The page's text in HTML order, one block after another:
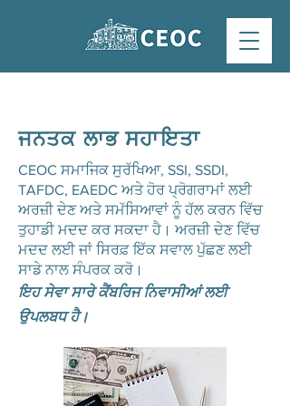
ਜਨਤਕ ਲਾਭ ਸਹਾਇਤਾ
CEOC ਸਮਾਜਿਕ ਸੁਰੱਖਿਆ, SSI, SSDI,
TAFDC, EAEDC ਅਤੇ ਹੋਰ ਪ੍ਰੋਗਰਾਮਾਂ ਲਈ
ਅਰਜ਼ੀ ਦੇਣ ਅਤੇ ਸਮੱਸਿਆਵਾਂ ਨੂੰ ਹੱਲ ਕਰਨ ਵਿੱਚ
ਤੁਹਾਡੀ ਮਦਦ ਕਰ ਸਕਦਾ ਹੈ। ਅਰਜ਼ੀ ਦੇਣ ਵਿੱਚ
ਮਦਦ ਲਈ ਜਾਂ ਸਿਰਫ਼ ਇੱਕ ਸਵਾਲ ਪੁੱਛਣ ਲਈ
ਸਾਡੇ ਨਾਲ ਸੰਪਰਕ ਕਰੋ।
ਇਹ ਸੇਵਾ ਸਾਰੇ ਕੈਂਬਰਿਜ ਨਿਵਾਸੀਆਂ ਲਈ
ਉਪਲਬਧ ਹੈ।